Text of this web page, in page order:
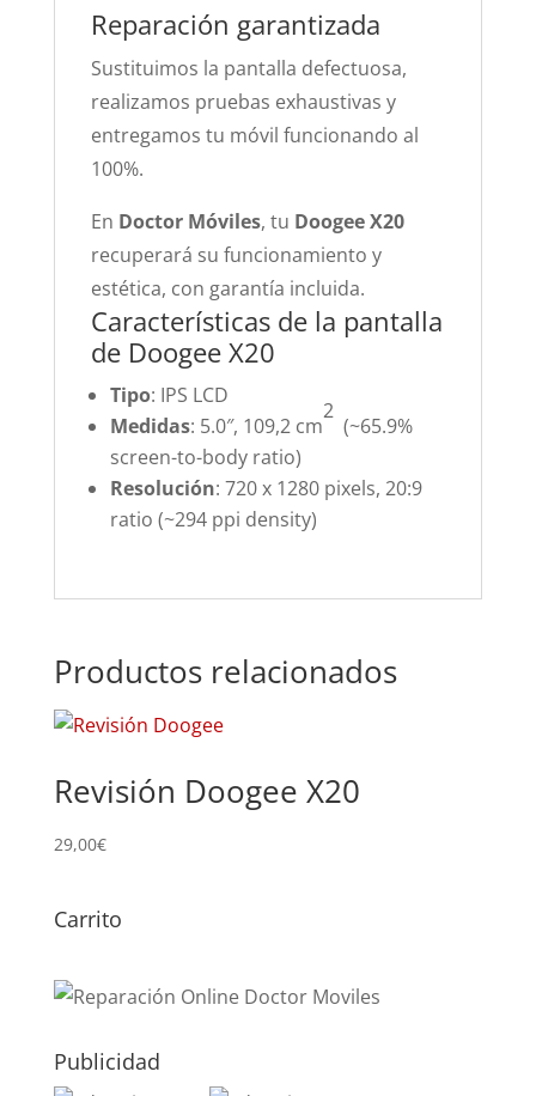
Reparación garantizada
Sustituimos la pantalla defectuosa,
realizamos pruebas exhaustivas y
entregamos tu móvil funcionando al
100%.
En Doctor Móviles, tu Doogee X20
recuperará su funcionamiento y
estética, con garantía incluida.
Características de la pantalla
de Doogee X20
Tipo: IPS LCD
Medidas: 5.0″, 109,2 cm
2
(~65.9%
screen-to-body ratio)
Resolución: 720 x 1280 pixels, 20:9
ratio (~294 ppi density)
Productos relacionados
Revisión Doogee X20
29,00€
Carrito
Publicidad